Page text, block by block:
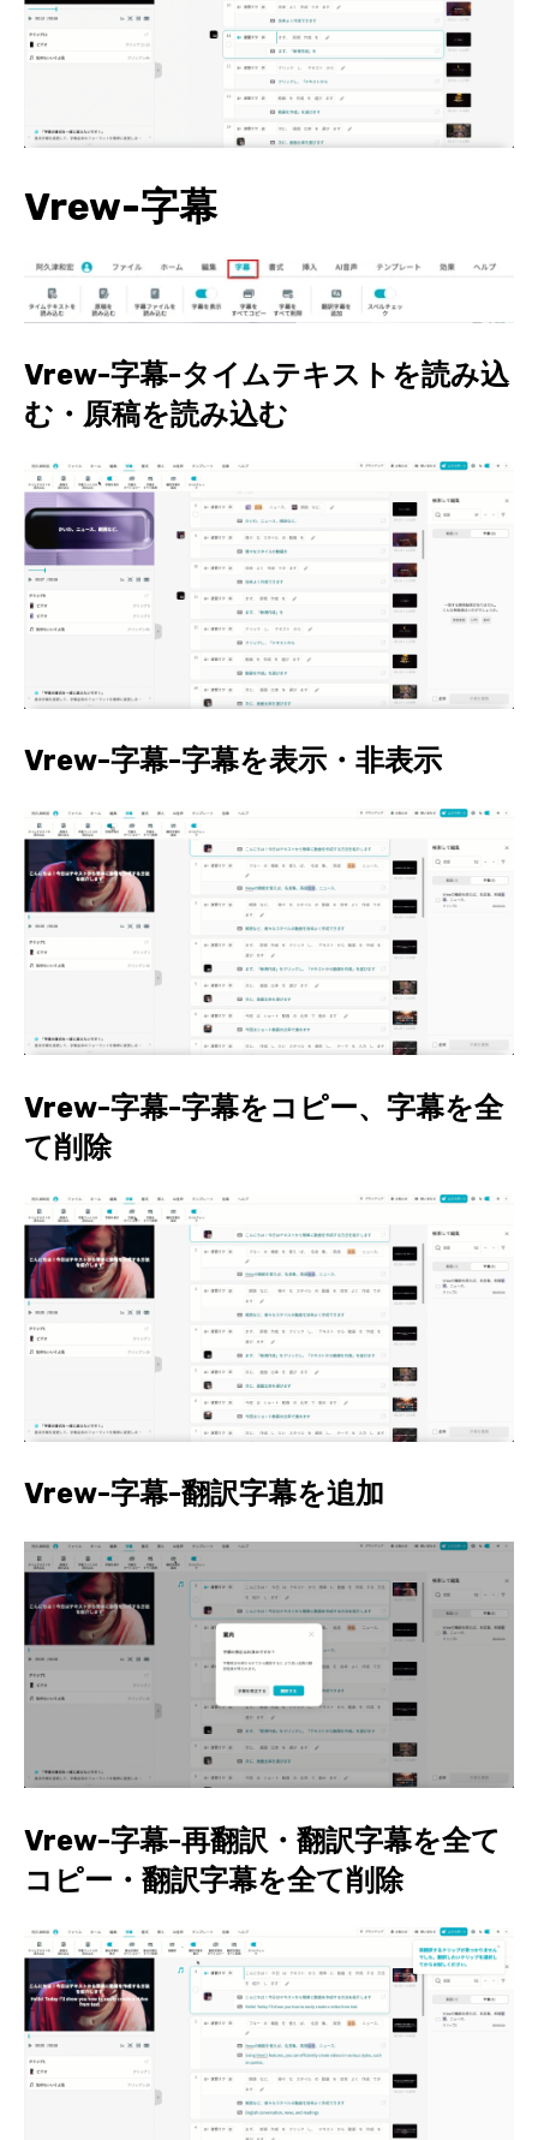
Vrew-字幕
Vrew-字幕-タイムテキストを読み込
む・原稿を読み込む
Vrew-字幕-字幕を表示・非表示
Vrew-字幕-字幕をコピー、字幕を全
て削除
Vrew-字幕-翻訳字幕を追加
Vrew-字幕-再翻訳・翻訳字幕を全て
コピー・翻訳字幕を全て削除